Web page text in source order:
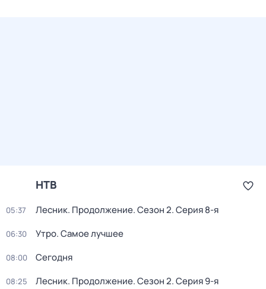
НТВ
05:37 Лесник. Продолжение. Сезон 2. Серия 8-я
06:30 Утро. Самое лучшее
08:00 Сегодня
08:25 Лесник. Продолжение. Сезон 2. Серия 9-я